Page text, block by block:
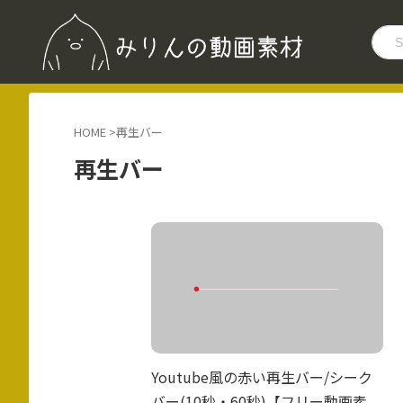
HOME >再生バー
再生バー
Youtube風の赤い再生バー/シーク